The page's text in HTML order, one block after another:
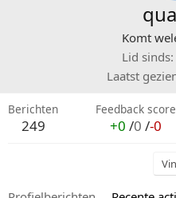
Komt
Lid sinds
Laatst
Berichten
249
Feedback score
+0 /0 /-0